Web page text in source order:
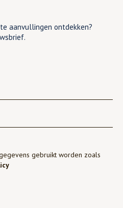
aanvullingen ontdekken?
gebruikt worden zoals